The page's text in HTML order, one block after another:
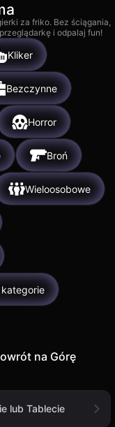
za friko. Bez ściągania,
i odpalaj fun!
Kliker
Bezczynne
Horror
Broń
Wieloosobowe
na Górę
lub Tablecie